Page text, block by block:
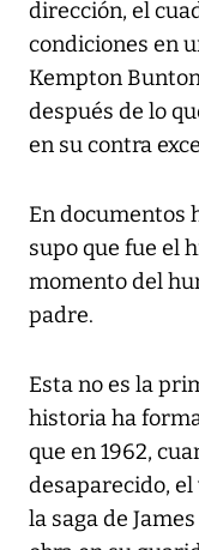
dirección, el
condiciones en
Kempton
después de lo
en su contra
En documentos
supo que fue el
momento del
padre.
Esta no es la
historia ha
que en 1962,
desaparecido,
la saga de